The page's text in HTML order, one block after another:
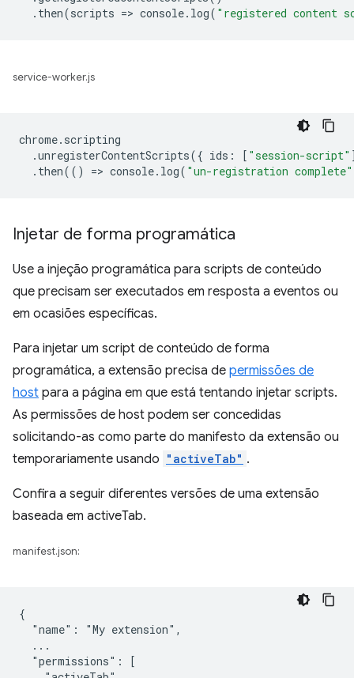
. then(scripts => console. log( "registered content
service-worker.js
chrome. scripting
.unregisterContentScripts({ ids : [ "session-script"
. then(() => console. log( "un-registration complete"
Injetar de forma programática
Use a injeção programática para scripts de conteúdo
que precisam ser executados em resposta a eventos ou
em ocasiões específicas.
Para injetar um script de conteúdo de forma
programática, a extensão precisa de permissões de
host para a página em que está tentando injetar scripts.
As permissões de host podem ser concedidas
solicitando-as como parte do manifesto da extensão ou
temporariamente usando "activeTab" .
Confira a seguir diferentes versões de uma extensão
baseada em activeTab.
manifest.json:
{
  "name": "My extension",
  ...
  "permissions": [